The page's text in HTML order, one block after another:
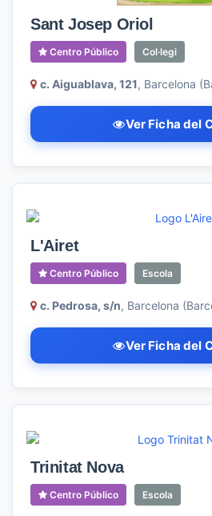
Sant Josep Oriol
Centro Público Col·legi
c. Aiguablava, 121, Barcelona
Ver Ficha del
L'Airet
Centro Público Escola
c. Pedrosa, s/n, Barcelona
Ver Ficha del
Trinitat Nova
Centro Público Escola